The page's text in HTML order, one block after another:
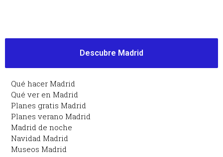
Descubre Madrid
Qué hacer Madrid
Qué ver en Madrid
Planes gratis Madrid
Planes verano Madrid
Madrid de noche
Navidad Madrid
Museos Madrid